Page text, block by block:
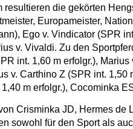
resultieren die gekörten
Europameister,
Ego v. Vindicator (SPR
v. Vivaldi. Zu den
int. 1,60 m erfolgr.),
v. Carthino Z (SPR int.
m erfolgr.), Cocominka
Crisminka JD, Hermes
sowohl für den Sport als